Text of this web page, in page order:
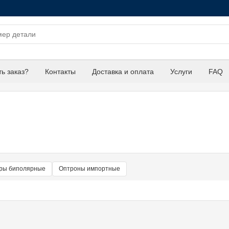
заказ? Контакты Доставка и оплата Услуги FAQ
биполярные Оптроны импортные